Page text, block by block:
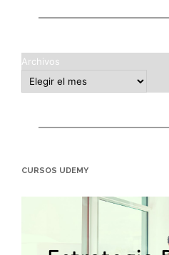
Archivos
CURSOS UDEMY